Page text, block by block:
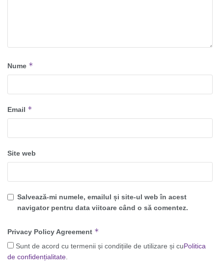
Nume *
Email *
Site web
Salvează-mi numele, emailul și site-ul web în acest
navigator pentru data viitoare când o să comentez.
Privacy Policy Agreement *
Sunt de acord cu termenii și condițiile de utilizare și cuPolitica
de confidențialitate.